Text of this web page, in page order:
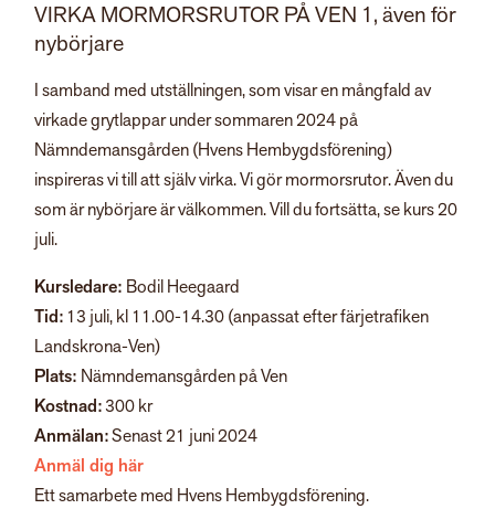
VIRKA MORMORSRUTOR PÅ VEN 1, även för
nybörjare
I samband med utställningen, som visar en mångfald av
virkade grytlappar under sommaren 2024 på
Nämndemansgården (Hvens Hembygdsförening)
inspireras vi till att själv virka. Vi gör mormorsrutor. Även du
som är nybörjare är välkommen. Vill du fortsätta, se kurs 20
juli.
Kursledare: Bodil Heegaard
Tid: 13 juli, kl 11.00-14.30 (anpassat efter färjetrafiken
Landskrona-Ven)
Plats: Nämndemansgården på Ven
Kostnad:300 kr
Anmälan:Senast 21 juni 2024
Anmäl dig här
Ett samarbete med Hvens Hembygdsförening.